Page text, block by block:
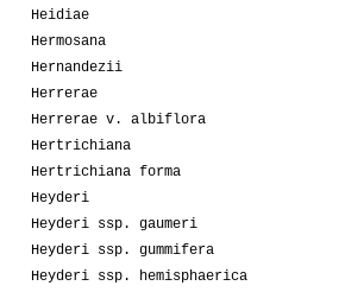
Heidiae
Hermosana
Hernandezii
Herrerae
Herrerae v. albiflora
Hertrichiana
Hertrichiana forma
Heyderi
Heyderi ssp. gaumeri
Heyderi ssp. gummifera
Heyderi ssp. hemisphaerica